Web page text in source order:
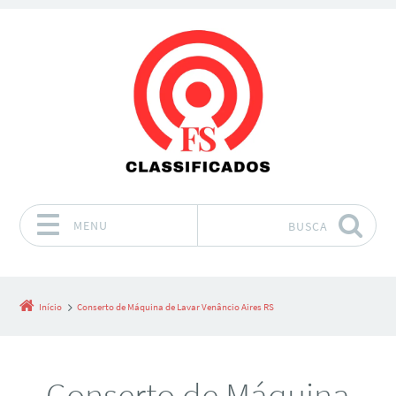
MENU BUSCA
Início Conserto de Máquina de Lavar Venâncio Aires RS